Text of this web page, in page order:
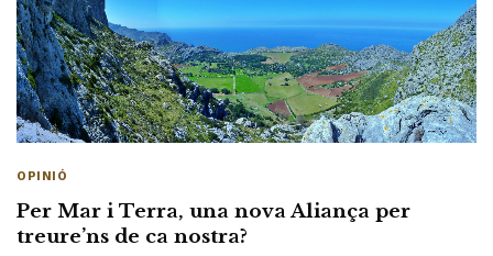
OPINIÓ
Per Mar i Terra, una nova Aliança per
treure’ns de ca nostra?